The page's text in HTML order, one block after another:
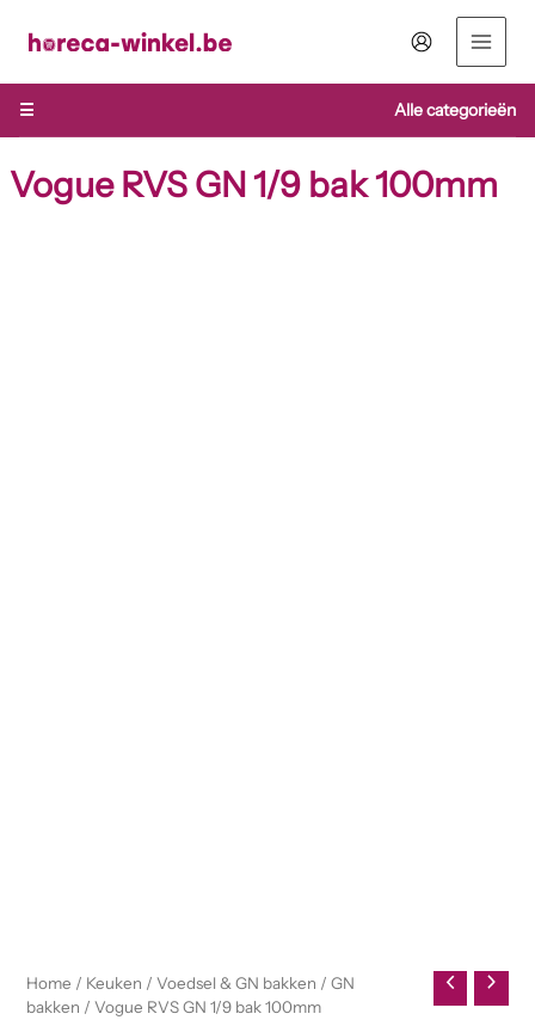
naar
inhoud
☰
Alle categorieën
Vogue RVS GN 1/9 bak 100mm
Home / Keuken /Voedsel & GN bakken /GN
bakken / Vogue RVS GN 1/9 bak 100mm